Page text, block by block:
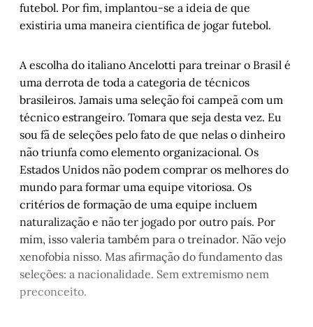
futebol. Por fim, implantou-se a ideia de que
existiria uma maneira científica de jogar futebol.
A escolha do italiano Ancelotti para treinar o Brasil é
uma derrota de toda a categoria de técnicos
brasileiros. Jamais uma seleção foi campeã com um
técnico estrangeiro. Tomara que seja desta vez. Eu
sou fã de seleções pelo fato de que nelas o dinheiro
não triunfa como elemento organizacional. Os
Estados Unidos não podem comprar os melhores do
mundo para formar uma equipe vitoriosa. Os
critérios de formação de uma equipe incluem
naturalização e não ter jogado por outro país. Por
mim, isso valeria também para o treinador. Não vejo
xenofobia nisso. Mas afirmação do fundamento das
seleções: a nacionalidade. Sem extremismo nem
preconceito.